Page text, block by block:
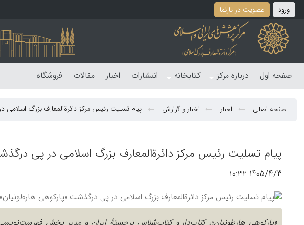
ورود عضویت در تارنما
صفحه اول درباره مرکز کتابخانه انتشارات اخبار مقالات فروشگاه
صفحه اصلی اخبار اخبار و گزارش پیام تسلیت رئیس مرکز دائرةالمعارف بزرگ
پیام تسلیت رئیس مرکز دائرةالمعارف بزرگ اسلامی در پی
1405/4/3 ۱۰:۳۲
«پارکوهی هارطونیان»، کتاب‌دار و کتاب‌شناس برجستۀ ایران و مدیر بخش فهرست‌نویسی